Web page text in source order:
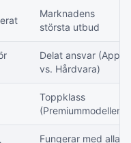
Marknadens
största utbud
Delat ansvar (App
vs. Hårdvara)
Toppklass
(Premiummodeller)
Fungerar med alla